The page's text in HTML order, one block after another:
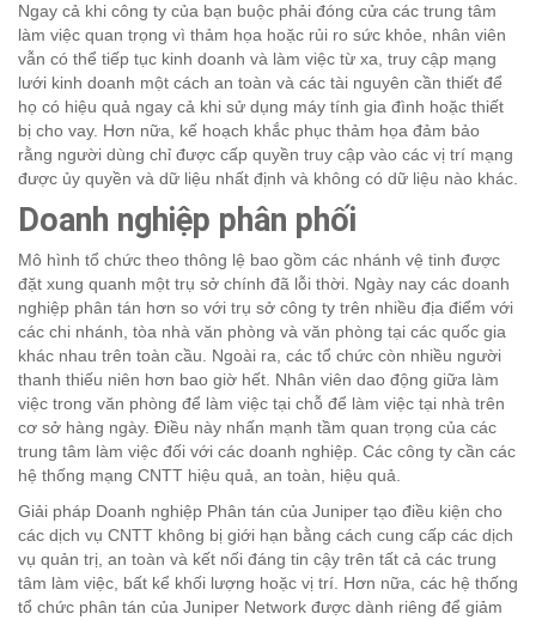
Ngay cả khi công ty của bạn buộc phải đóng cửa các trung tâm
làm việc quan trọng vì thảm họa hoặc rủi ro sức khỏe, nhân viên
vẫn có thể tiếp tục kinh doanh và làm việc từ xa, truy cập mạng
lưới kinh doanh một cách an toàn và các tài nguyên cần thiết để
họ có hiệu quả ngay cả khi sử dụng máy tính gia đình hoặc thiết
bị cho vay. Hơn nữa, kế hoạch khắc phục thảm họa đảm bảo
rằng người dùng chỉ được cấp quyền truy cập vào các vị trí mạng
được ủy quyền và dữ liệu nhất định và không có dữ liệu nào khác.
Doanh nghiệp phân phối
Mô hình tổ chức theo thông lệ bao gồm các nhánh vệ tinh được
đặt xung quanh một trụ sở chính đã lỗi thời. Ngày nay các doanh
nghiệp phân tán hơn so với trụ sở công ty trên nhiều địa điểm với
các chi nhánh, tòa nhà văn phòng và văn phòng tại các quốc gia
khác nhau trên toàn cầu. Ngoài ra, các tổ chức còn nhiều người
thanh thiếu niên hơn bao giờ hết. Nhân viên dao động giữa làm
việc trong văn phòng để làm việc tại chỗ để làm việc tại nhà trên
cơ sở hàng ngày. Điều này nhấn mạnh tầm quan trọng của các
trung tâm làm việc đối với các doanh nghiệp. Các công ty cần các
hệ thống mạng CNTT hiệu quả, an toàn, hiệu quả.
Giải pháp Doanh nghiệp Phân tán của Juniper tạo điều kiện cho
các dịch vụ CNTT không bị giới hạn bằng cách cung cấp các dịch
vụ quản trị, an toàn và kết nối đáng tin cậy trên tất cả các trung
tâm làm việc, bất kể khối lượng hoặc vị trí. Hơn nữa, các hệ thống
tổ chức phân tán của Juniper Network được dành riêng để giảm